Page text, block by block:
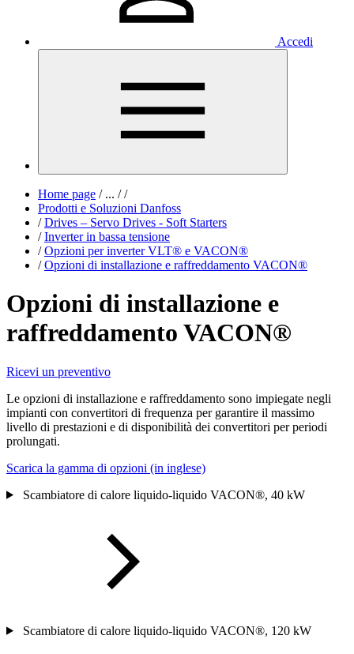
Accedi
Home page /... / /
Prodotti e Soluzioni Danfoss
/ Drives – Servo Drives - Soft Starters
/ Inverter in bassa tensione
/ Opzioni per inverter VLT® e VACON®
/ Opzioni di installazione e raffreddamento VACON®
Opzioni di installazione e
raffreddamento VACON®
Ricevi un preventivo
Le opzioni di installazione e raffreddamento sono impiegate negli
impianti con convertitori di frequenza per garantire il massimo
livello di prestazioni e di disponibilità dei convertitori per periodi
prolungati.
Scarica la gamma di opzioni (in inglese)
Scambiatore di calore liquido-liquido VACON®, 40 kW
Scambiatore di calore liquido-liquido VACON®, 120 kW